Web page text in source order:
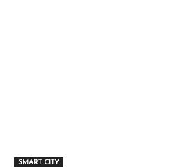
SMART CITY